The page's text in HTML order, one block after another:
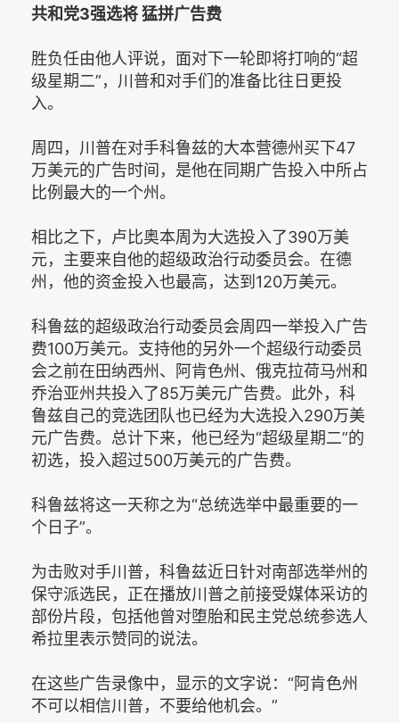
共和党3强选将 猛拼广告费
胜负任由他人评说，面对下一轮即将打响的“超
级星期二”，川普和对手们的准备比往日更投
入。
周四，川普在对手科鲁兹的大本营德州买下47
万美元的广告时间，是他在同期广告投入中所占
比例最大的一个州。
相比之下，卢比奥本周为大选投入了390万美
元，主要来自他的超级政治行动委员会。在德
州，他的资金投入也最高，达到120万美元。
科鲁兹的超级政治行动委员会周四一举投入广告
费100万美元。支持他的另外一个超级行动委员
会之前在田纳西州、阿肯色州、俄克拉荷马州和
乔治亚州共投入了85万美元广告费。此外，科
鲁兹自己的竞选团队也已经为大选投入290万美
元广告费。总计下来，他已经为“超级星期二”的
初选，投入超过500万美元的广告费。
科鲁兹将这一天称之为“总统选举中最重要的一
个日子”。
为击败对手川普，科鲁兹近日针对南部选举州的
保守派选民，正在播放川普之前接受媒体采访的
部份片段，包括他曾对堕胎和民主党总统参选人
希拉里表示赞同的说法。
在这些广告录像中，显示的文字说：“阿肯色州
不可以相信川普，不要给他机会。”